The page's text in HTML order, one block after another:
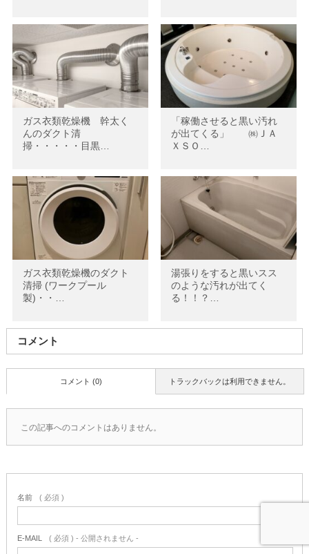
ガス衣類乾燥機 幹太く
んのダクト清
掃・・・・・目黒…
「稼働させると黒い汚れ
が出てくる」 ㈱ＪＡ
ＸＳＯ…
ガス衣類乾燥機のダクト
清掃 (ワークプール
製)・・…
湯張りをすると黒いスス
のような汚れが出てく
る！！？…
コメント
トラックバックは利用できません。
コメント (0)
この記事へのコメントはありません。
名前 ( 必須 )
E-MAIL ( 必須 ) - 公開されません -